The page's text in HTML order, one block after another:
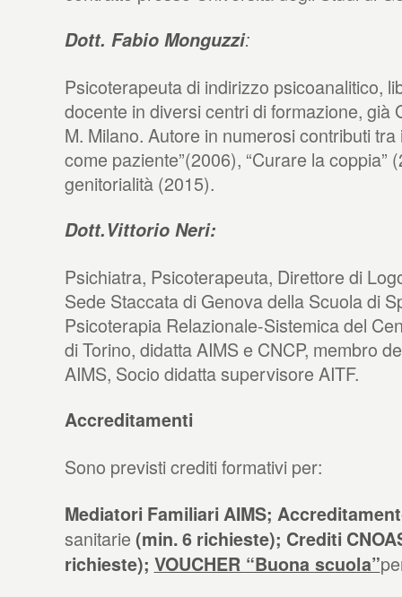
Dott. Fabio Monguzzi:
Psicoterapeuta di indirizzo psicoanalitico,
docente in diversi centri di formazione, già
M. Milano. Autore in numerosi contributi tra
come paziente”(2006), “Curare la coppia”
genitorialità (2015).
Dott.Vittorio Neri:
Psichiatra, Psicoterapeuta, Direttore di
Sede Staccata di Genova della Scuola di
Psicoterapia Relazionale-Sistemica del
di Torino, didatta AIMS e CNCP, membro
AIMS, Socio didatta supervisore AITF.
Accreditamenti
Sono previsti crediti formativi per:
Mediatori Familiari AIMS;
sanitarie (min. 6 richieste); Crediti
richieste); VOUCHER “Buona scuola”